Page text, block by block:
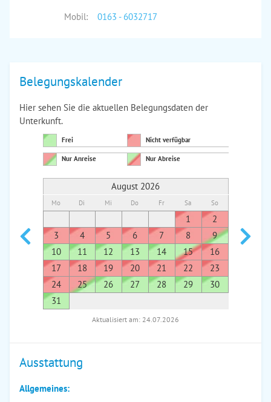
Mobil:
0163 - 6032717
Belegungskalender
Hier sehen Sie die aktuellen Belegungsdaten der
Unterkunft.
Frei Nicht verfügbar
Nur Anreise Nur Abreise
August 2026
Mo Di Mi Do Fr Sa So
1
2
3
4 5 6 7 8
9
10
11 12 13 14 15
16
17
18 19 20 21 22
23
24
25 26 27 28 29
30
31
7
Aktualisiert am: 24.07.2026
Ausstattung
Allgemeines: